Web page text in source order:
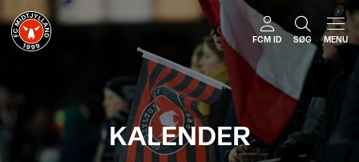
FCM ID SØG MENU
KALENDER